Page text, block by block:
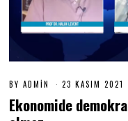
BYADMIN 23 KASIM 2021
Ekonomide